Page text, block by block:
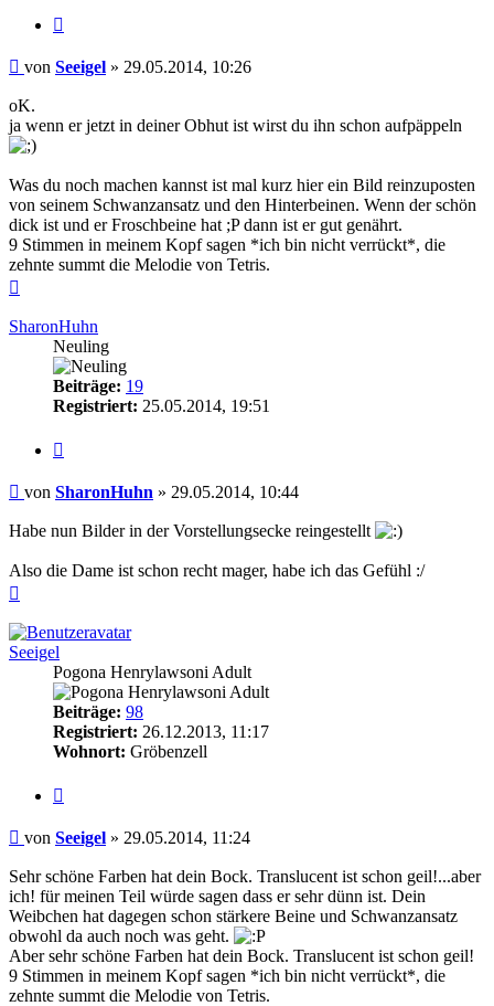
Beitrag
von Seeigel » 29.05.2014, 10:26
oK.
ja wenn er jetzt in deiner Obhut ist wirst du ihn schon aufpäppeln
Was du noch machen kannst ist mal kurz hier ein Bild reinzuposten
von seinem Schwanzansatz und den Hinterbeinen. Wenn der schön
dick ist und er Froschbeine hat ;P dann ist er gut genährt.
9 Stimmen in meinem Kopf sagen *ich bin nicht verrückt*, die
zehnte summt die Melodie von Tetris.
SharonHuhn
Neuling
Beiträge: 19
Registriert: 25.05.2014, 19:51
Beitrag
von SharonHuhn » 29.05.2014, 10:44
Habe nun Bilder in der Vorstellungsecke reingestellt
Also die Dame ist schon recht mager, habe ich das Gefühl :/
Seeigel
Pogona Henrylawsoni Adult
Beiträge: 98
Registriert: 26.12.2013, 11:17
Wohnort: Gröbenzell
Beitrag
von Seeigel » 29.05.2014, 11:24
Sehr schöne Farben hat dein Bock. Translucent ist schon geil!...aber
ich! für meinen Teil würde sagen dass er sehr dünn ist. Dein
Weibchen hat dagegen schon stärkere Beine und Schwanzansatz
obwohl da auch noch was geht.
Aber sehr schöne Farben hat dein Bock. Translucent ist schon geil!
9 Stimmen in meinem Kopf sagen *ich bin nicht verrückt*, die
zehnte summt die Melodie von Tetris.